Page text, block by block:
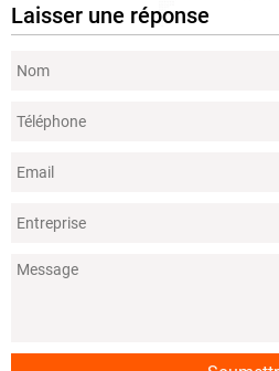
Laisser une réponse